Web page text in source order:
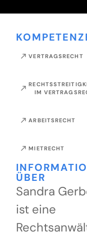
VERTRAGSRECHT
IM
ARBEITSRECHT
MIETRECHT
ÜBER
Sandra
ist eine